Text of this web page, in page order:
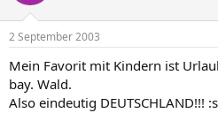
2 September 2003
Mein Favorit mit Kindern ist
bay. Wald.
Also eindeutig DEUTSCHLAND!!!